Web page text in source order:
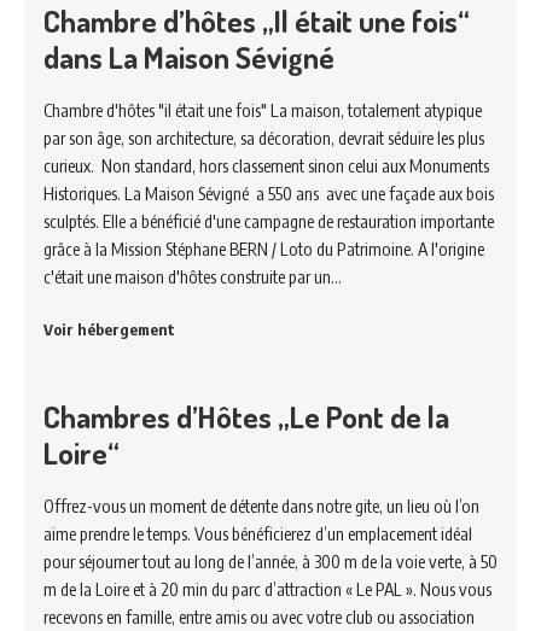
Chambre d’hôtes „Il était une fois“
dans La Maison Sévigné
Chambre d'hôtes "il était une fois" La maison, totalement atypique
par son âge, son architecture, sa décoration, devrait séduire les plus
curieux. Non standard, hors classement sinon celui aux Monuments
Historiques. La Maison Sévigné a 550 ans avec une façade aux bois
sculptés. Elle a bénéficié d'une campagne de restauration importante
grâce à la Mission Stéphane BERN / Loto du Patrimoine. A l'origine
c'était une maison d'hôtes construite par un…
Voir hébergement
Chambres d’Hôtes „Le Pont de la
Loire“
Offrez-vous un moment de détente dans notre gite, un lieu où l’on
aime prendre le temps. Vous bénéficierez d’un emplacement idéal
pour séjourner tout au long de l’année, à 300 m de la voie verte, à 50
m de la Loire et à 20 min du parc d’attraction « Le PAL ». Nous vous
recevons en famille, entre amis ou avec votre club ou association